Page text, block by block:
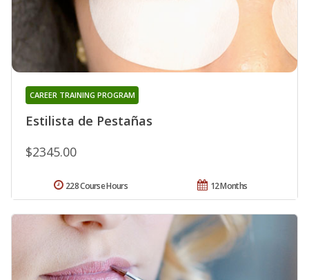
Estilista de Pestañas
CAREER TRAINING PROGRAM
$2345.00
12 Months
228 Course Hours